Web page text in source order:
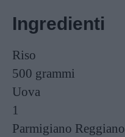
Ingredienti
Riso
500 grammi
Uova
1
Parmigiano Reggiano